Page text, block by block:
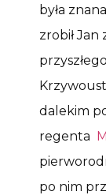
była
zrobił Jan
dalekim
regenta
po nim